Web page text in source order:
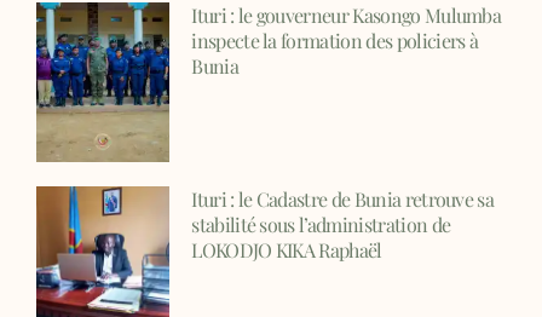
Ituri : le gouverneur Kasongo Mulumba
inspecte la formation des policiers à
Bunia
Ituri : le Cadastre de Bunia retrouve sa
stabilité sous l’administration de
LOKODJO KIKA Raphaël